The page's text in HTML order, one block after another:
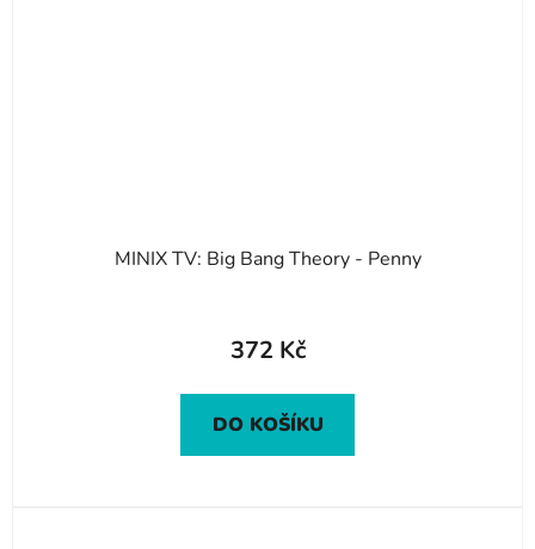
MINIX TV: Big Bang Theory - Penny
372 Kč
DO KOŠÍKU